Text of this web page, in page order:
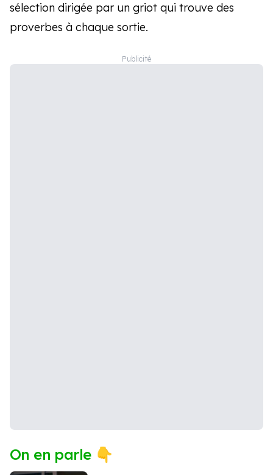
sélection dirigée par un griot qui trouve des
proverbes à chaque sortie.
On en parle 👇